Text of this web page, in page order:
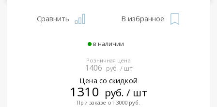
Сравнить В избранное
в наличии
Розничная цена
1406 руб. / шт
Цена со скидкой
1310 руб. / шт
При заказе от 3000 руб.